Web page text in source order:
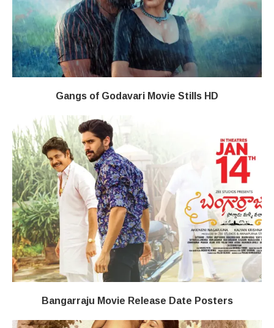
Gangs of Godavari Movie Stills HD
Bangarraju Movie Release Date Posters